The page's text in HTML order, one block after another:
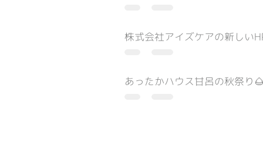
株式会社アイズケアの新しい
あったかハウス甘呂の秋祭り